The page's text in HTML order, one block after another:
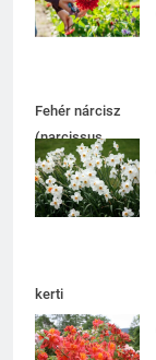
Fehér nárcisz
(narcissus
poeticus)
kerti
rododendron